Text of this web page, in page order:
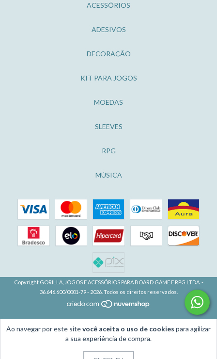
Ao navegar por este sitevocê aceita o uso de cookies para agilizar
a sua experiência de compra.
ACESSÓRIOS
ADESIVOS
DECORAÇÃO
KIT PARA JOGOS
MOEDAS
SLEEVES
RPG
MÚSICA
Copyright GORILLA, JOGOS E ACESSÓRIOS PARA BOARD GAME E RPG LTDA. -
36.646.600/0001-79 - 2026. Todos os direitos reservados.